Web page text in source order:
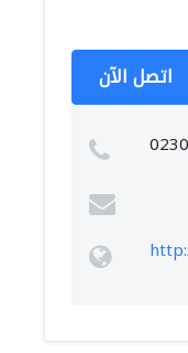
اتصل الآن